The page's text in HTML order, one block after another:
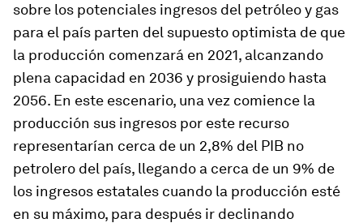
sobre los potenciales ingresos del petróleo y gas
para el país parten del supuesto optimista de que
la producción comenzará en 2021, alcanzando
plena capacidad en 2036 y prosiguiendo hasta
2056. En este escenario, una vez comience la
producción sus ingresos por este recurso
representarían cerca de un 2,8% del PIB no
petrolero del país, llegando a cerca de un 9% de
los ingresos estatales cuando la producción esté
en su máximo, para después ir declinando